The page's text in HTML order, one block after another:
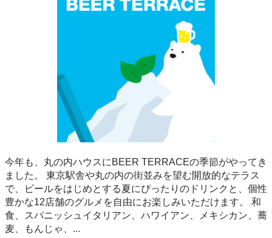
今年も、丸の内ハウスにBEER TERRACEの季節がやってき
ました。 東京駅舎や丸の内の街並みを望む開放的なテラス
で、ビールをはじめとする夏にぴったりのドリンクと、個性
豊かな12店舗のグルメを自由にお楽しみいただけます。 和
食、スパニッシュイタリアン、ハワイアン、メキシカン、蕎
麦、もんじゃ、...